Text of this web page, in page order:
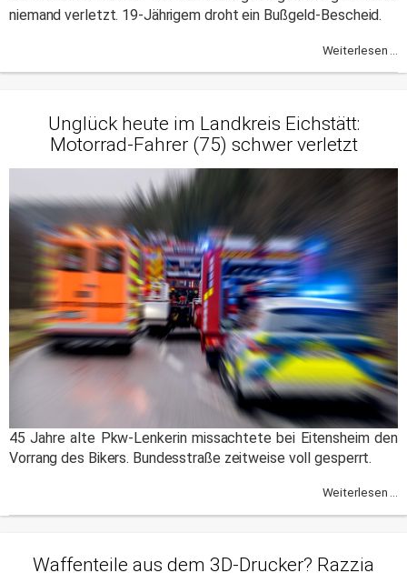
niemand verletzt. 19-Jährigem droht ein Bußgeld-Bescheid.
Weiterlesen ...
Unglück heute im Landkreis Eichstätt:
Motorrad-Fahrer (75) schwer verletzt
45 Jahre alte Pkw-Lenkerin missachtete bei Eitensheim den
Vorrang des Bikers. Bundesstraße zeitweise voll gesperrt.
Weiterlesen ...
Waffenteile aus dem 3D-Drucker? Razzia